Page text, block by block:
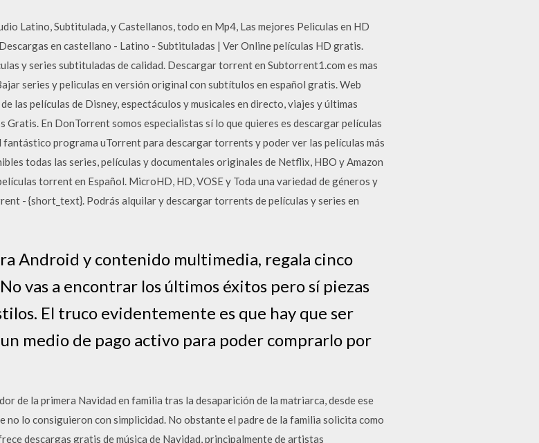
Latino, Subtitulada, y Castellanos, todo en Mp4, Las mejores Peliculas en HD
en castellano - Latino - Subtituladas | Ver Online películas HD gratis.
y series subtituladas de calidad. Descargar torrent en Subtorrent1.com es mas
series y peliculas en versión original con subtítulos en español gratis. Web
las películas de Disney, espectáculos y musicales en directo, viajes y últimas
En DonTorrent somos especialistas sí lo que quieres es descargar películas
programa uTorrent para descargar torrents y poder ver las películas más
todas las series, películas y documentales originales de Netflix, HBO y Amazon
torrent en Español. MicroHD, HD, VOSE y Toda una variedad de géneros y
- {short_text}. Podrás alquilar y descargar torrents de películas y series en
Android y contenido multimedia, regala cinco
vas a encontrar los últimos éxitos pero sí piezas
El truco evidentemente es que hay que ser
medio de pago activo para poder comprarlo por
de la primera Navidad en familia tras la desaparición de la matriarca, desde ese
no lo consiguieron con simplicidad. No obstante el padre de la familia solicita como
descargas gratis de música de Navidad, principalmente de artistas